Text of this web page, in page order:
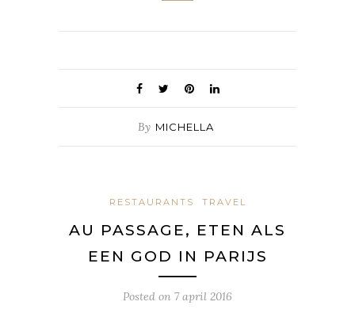
By MICHELLA
RESTAURANTS TRAVEL
AU PASSAGE, ETEN ALS
EEN GOD IN PARIJS
Posted on 7 april 2016